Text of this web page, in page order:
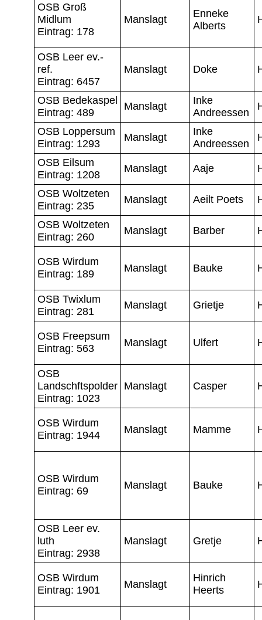
OSB Groß
Midlum
Eintrag: 178
Manslagt
Enneke
Alberts
OSB Leer ev.-
ref.
Eintrag: 6457
Manslagt Doke
OSB Bedekaspel
Eintrag: 489
Manslagt
Inke
Andreessen
OSB Loppersum
Eintrag: 1293
Manslagt
Inke
Andreessen
OSB Eilsum
Eintrag: 1208
Manslagt Aaje
OSB Woltzeten
Eintrag: 235
Manslagt Aeilt Poets
OSB Woltzeten
Eintrag: 260
Manslagt Barber
OSB Wirdum
Eintrag: 189
Manslagt Bauke
OSB Twixlum
Eintrag: 281
Manslagt Grietje
OSB Freepsum
Eintrag: 563
Manslagt Ulfert
OSB
Landschftspolder
Eintrag: 1023
Manslagt Casper
OSB Wirdum
Eintrag: 1944
Manslagt Mamme
OSB Wirdum
Eintrag: 69
Manslagt Bauke
OSB Leer ev.
luth
Eintrag: 2938
Manslagt Gretje
OSB Wirdum
Eintrag: 1901
Manslagt
Hinrich
Heerts